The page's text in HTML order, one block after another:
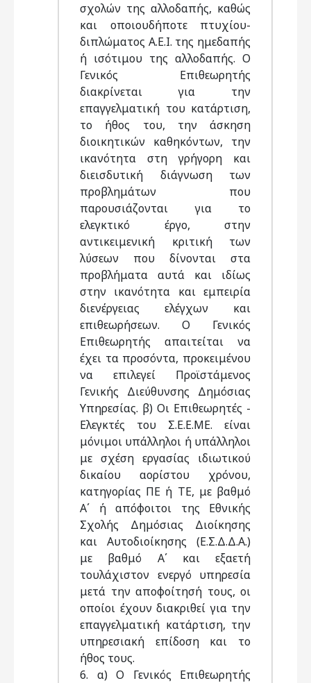
σχολών της αλλοδαπής, καθώς
και οποιουδήποτε πτυχίου-
διπλώματος Α.Ε.Ι. της ημεδαπής
ή ισότιμου της αλλοδαπής. Ο
Γενικός Επιθεωρητής
διακρίνεται για την
επαγγελματική του κατάρτιση,
το ήθος του, την άσκηση
διοικητικών καθηκόντων, την
ικανότητα στη γρήγορη και
διεισδυτική διάγνωση των
προβλημάτων που
παρουσιάζονται για το
ελεγκτικό έργο, στην
αντικειμενική κριτική των
λύσεων που δίνονται στα
προβλήματα αυτά και ιδίως
στην ικανότητα και εμπειρία
διενέργειας ελέγχων και
επιθεωρήσεων. Ο Γενικός
Επιθεωρητής απαιτείται να
έχει τα προσόντα, προκειμένου
να επιλεγεί Προϊστάμενος
Γενικής Διεύθυνσης Δημόσιας
Υπηρεσίας. β) Οι Επιθεωρητές -
Ελεγκτές του Σ.Ε.Ε.ΜΕ. είναι
μόνιμοι υπάλληλοι ή υπάλληλοι
με σχέση εργασίας ιδιωτικού
δικαίου αορίστου χρόνου,
κατηγορίας ΠΕ ή ΤΕ, με βαθμό
Α΄ ή απόφοιτοι της Εθνικής
Σχολής Δημόσιας Διοίκησης
και Αυτοδιοίκησης (Ε.Σ.Δ.Δ.Α.)
με βαθμό Α΄ και εξαετή
τουλάχιστον ενεργό υπηρεσία
μετά την αποφοίτησή τους, οι
οποίοι έχουν διακριθεί για την
επαγγελματική κατάρτιση, την
υπηρεσιακή επίδοση και το
ήθος τους.
6. α) Ο Γενικός Επιθεωρητής